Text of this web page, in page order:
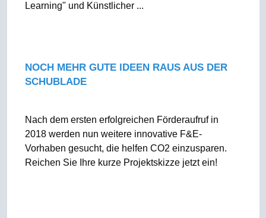
Learning" und Künstlicher ...
NOCH MEHR GUTE IDEEN RAUS AUS DER
SCHUBLADE
Nach dem ersten erfolgreichen Förderaufruf in
2018 werden nun weitere innovative F&E-
Vorhaben gesucht, die helfen CO2 einzusparen.
Reichen Sie Ihre kurze Projektskizze jetzt ein!